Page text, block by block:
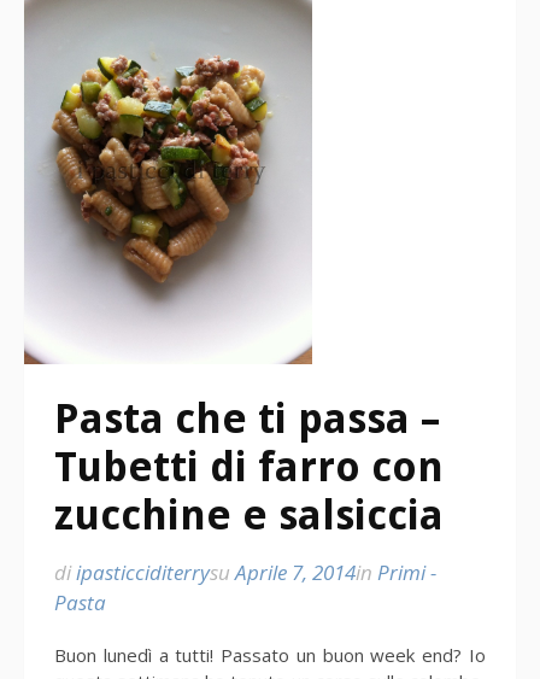
Pasta che ti passa –
Tubetti di farro con
zucchine e salsiccia
diipasticciditerrysuAprile 7, 2014in Primi -
Pasta
Buon lunedì a tutti! Passato un buon week end? Io